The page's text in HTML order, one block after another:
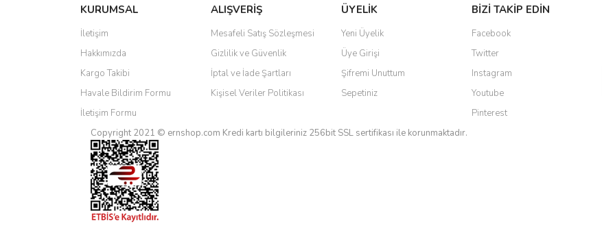
Ürün resmi kalitesiz, bozuk veya görüntülenemiyor.
Ürün açıklamasında eksik bilgiler bulunuyor.
Ürün bilgilerinde hatalar bulunuyor.
Ürün fiyatı diğer sitelerden daha pahalı.
Bu ürüne benzer farklı alternatifler olmalı.
KURUMSAL
İletişim
Hakkımızda
Kargo Takibi
Havale Bildirim Formu
İletişim Formu
ALIŞVERİŞ
Mesafeli Satış Sözleşmesi
Gizlilik ve Güvenlik
İptal ve İade Şartları
Kişisel Veriler Politikası
ÜYELİK
Yeni Üyelik
Üye Girişi
Şifremi Unuttum
Sepetiniz
BİZİ TAKİP EDİN
Facebook
Twitter
Instagram
Youtube
Pinterest
Copyright 2021 © ernshop.com Kredi kartı bilgileriniz 256bit SSL sertifikası ile korunmaktadır.